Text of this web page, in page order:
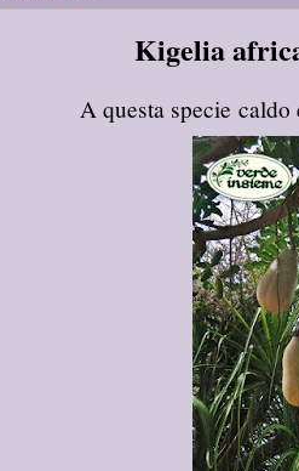
Kigelia
A questa specie